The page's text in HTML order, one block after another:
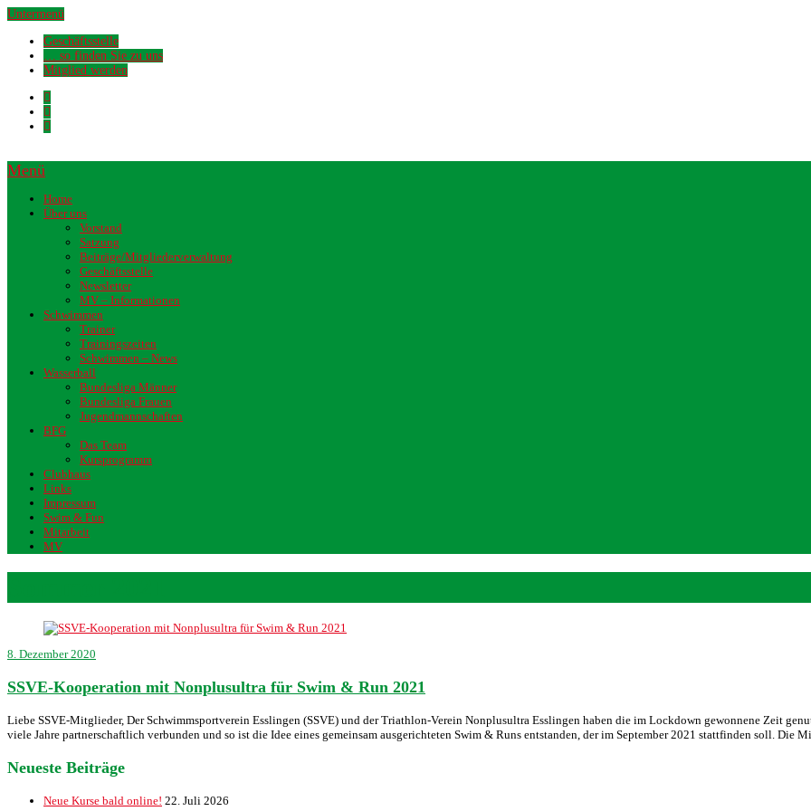
Untermenü
Geschäftsstelle
… so finden Sie zu uns
Mitglied werden
Menü
Home
Über uns
Vorstand
Satzung
Beiträge/Mitgliederverwaltung
Geschäftsstelle
Newsletter
MV – Informationen
Schwimmen
Trainer
Trainingszeiten
Schwimmen – News
Wasserball
Bundesliga Männer
Bundesliga Frauen
Jugendmannschaften
BFG
Das Team
Kursprogramm
Clubhaus
Links
Impressum
Swim & Fun
Mitarbeit
MV
8. Dezember 2020
SSVE-Kooperation mit Nonplusultra für Swim & Run 2021
Liebe SSVE-Mitglieder, Der Schwimmsportverein Esslingen (SSVE) und der Triathlon-Verein Nonplusultra Esslingen haben die im Lockdown gewonnene Zeit
viele Jahre partnerschaftlich verbunden und so ist die Idee eines gemeinsam ausgerichteten Swim & Runs entstanden, der im September 2021 stattfinden soll. Die
Neueste Beiträge
Neue Kurse bald online! 22. Juli 2026